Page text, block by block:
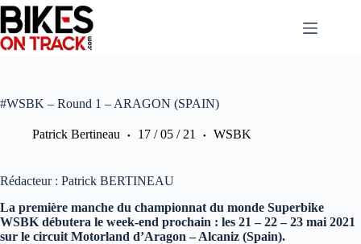
Passer
au
contenu
#WSBK – Round 1 – ARAGON (SPAIN)
Patrick Bertineau 17 / 05 / 21 WSBK
Rédacteur : Patrick BERTINEAU
La première manche du championnat du monde Superbike
WSBK débutera le week-end prochain : les 21 – 22 – 23 mai 2021
sur le circuit Motorland d’Aragon – Alcaniz (Spain).